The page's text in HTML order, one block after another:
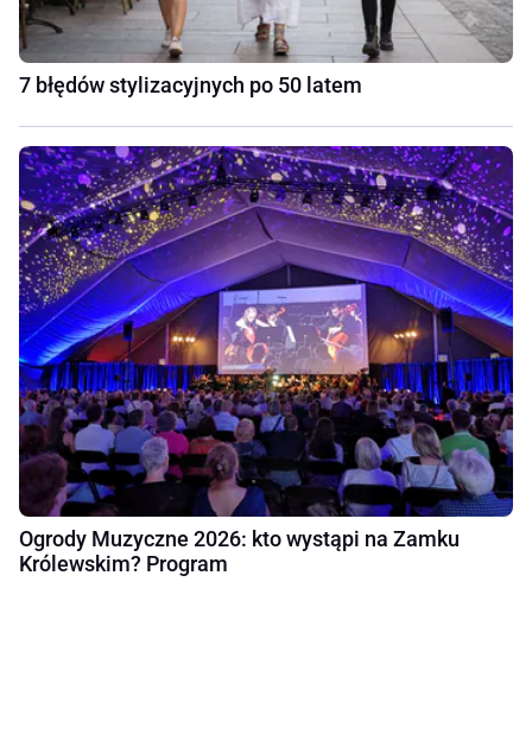
7 błędów stylizacyjnych po 50 latem
Ogrody Muzyczne 2026: kto wystąpi na Zamku
Królewskim? Program